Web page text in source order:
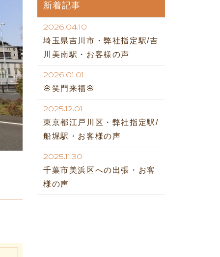
新着記事
2026.04.10
埼玉県吉川市・弊社指定駅/吉
川美南駅・お客様の声
2026.01.01
🌸笑門来福🌸
2025.12.01
東京都江戸川区・弊社指定駅/
船堀駅・お客様の声
2025.11.30
千葉市美浜区への出張・お客
様の声